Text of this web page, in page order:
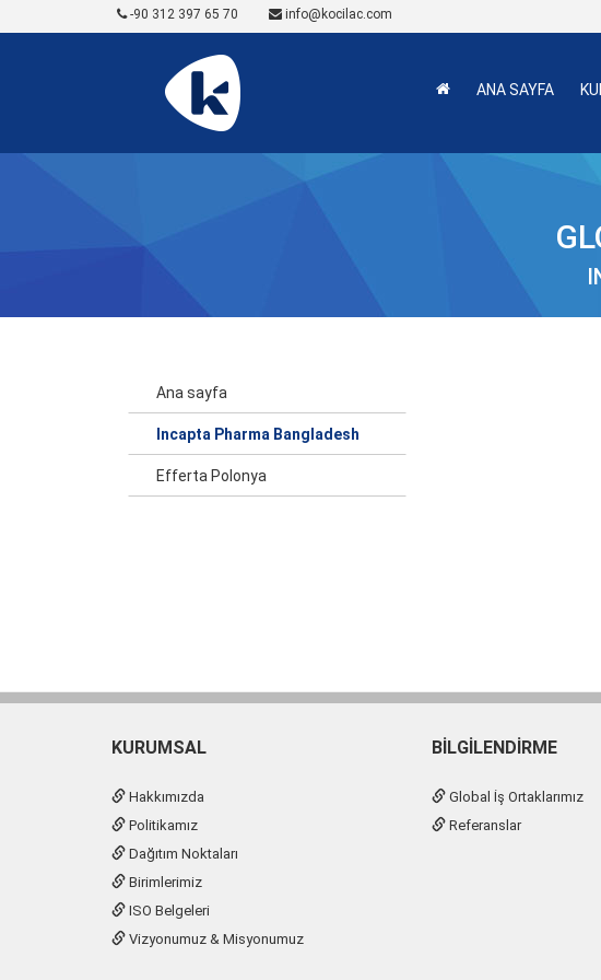
-90 312 397 65 70 info@kocilac.com
ANA SAYFA
Ana sayfa
Incapta Pharma Bangladesh
Efferta Polonya
KURUMSAL
Hakkımızda
Politikamız
Dağıtım Noktaları
Birimlerimiz
ISO Belgeleri
Vizyonumuz & Misyonumuz
BILGILENDIRME
Global İş Ortaklarımız
Referanslar